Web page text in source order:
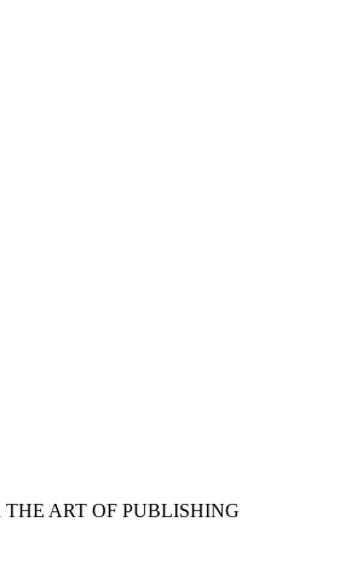
THE ART OF PUBLISHING